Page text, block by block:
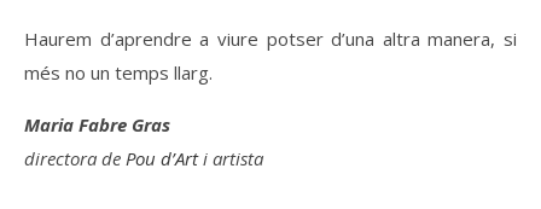
Haurem d’aprendre a viure potser d’una altra manera, si
més no un temps llarg.
Maria Fabre Gras
directora de Pou d’Arti artista